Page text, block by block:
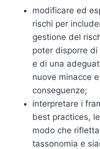
modificare ed
rischi per
gestione del
poter disporre
e di una
nuove minacce
conseguenze;
interpretare i
best practices,
modo che
tassonomia e